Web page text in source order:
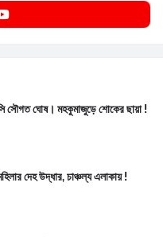
সৌগত ঘোষ। মহকুমাজুড়ে শোকের ছায়া !
দেহ উদ্ধার, চাঞ্চল্য এলাকায় !